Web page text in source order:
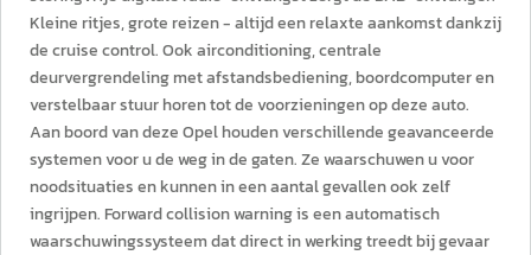
Kleine ritjes, grote reizen - altijd een relaxte aankomst dankzij
de cruise control. Ook airconditioning, centrale
deurvergrendeling met afstandsbediening, boordcomputer en
verstelbaar stuur horen tot de voorzieningen op deze auto.
Aan boord van deze Opel houden verschillende geavanceerde
systemen voor u de weg in de gaten. Ze waarschuwen u voor
noodsituaties en kunnen in een aantal gevallen ook zelf
ingrijpen. Forward collision warning is een automatisch
waarschuwingssysteem dat direct in werking treedt bij gevaar